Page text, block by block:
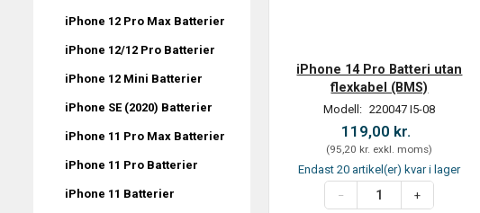
iPhone 12 Pro Max Batterier
iPhone 12/12 Pro Batterier
iPhone 12 Mini Batterier
iPhone SE (2020) Batterier
iPhone 11 Pro Max Batterier
iPhone 11 Pro Batterier
iPhone 11 Batterier
iPhone 14 Pro Batteri utan
flexkabel (BMS)
Modell: 220047 I5-08
119,00 kr.
(95,20 kr. exkl. moms)
Endast 20 artikel(er) kvar i lager